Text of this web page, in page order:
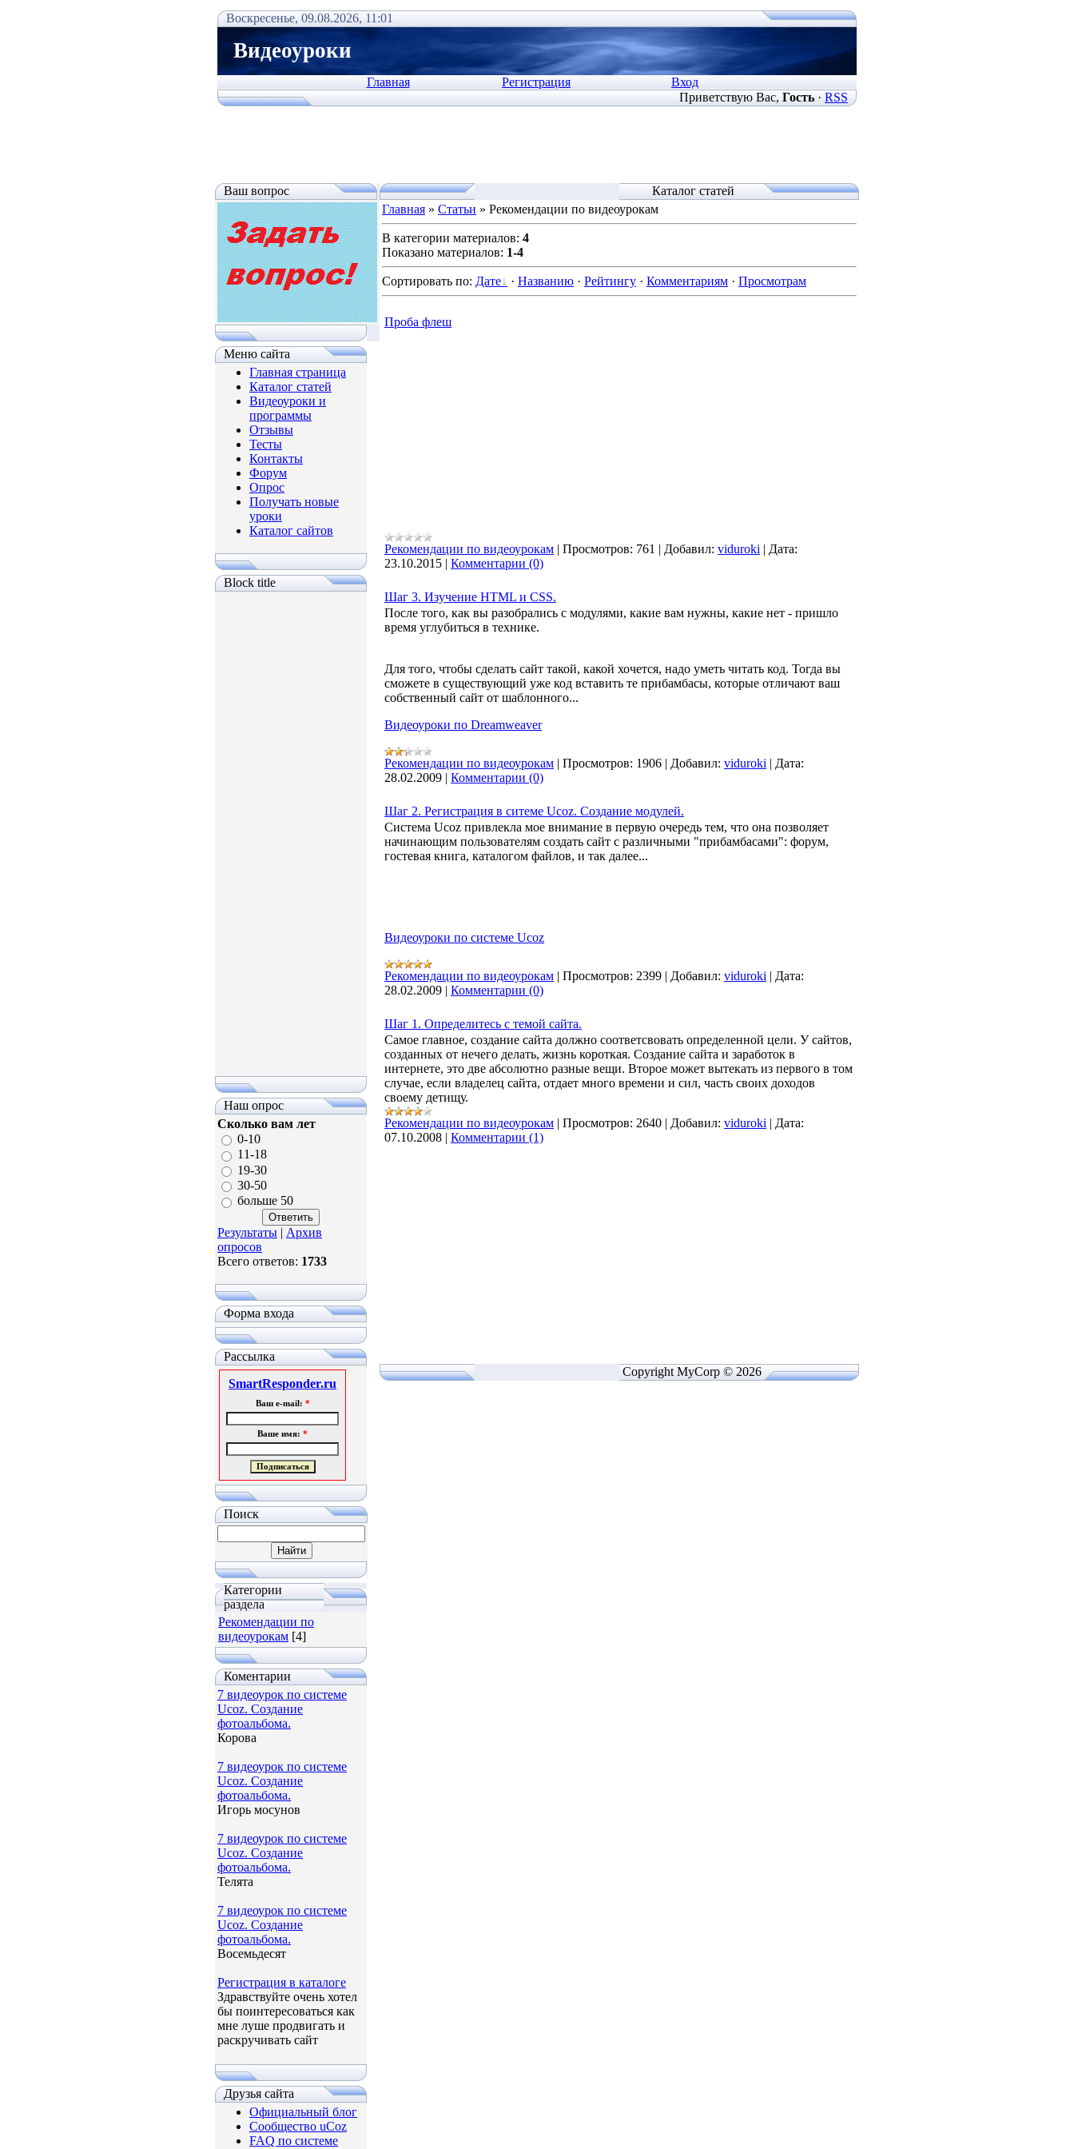
Воскресенье, 09.08.2026, 11:01
Видеоуроки
Главная Регистрация
Вход
Приветствую Вас, Гость· RSS
Ваш вопрос
Меню сайта
Главная страница
Каталог статей
Видеоуроки и
программы
Отзывы
Тесты
Контакты
Форум
Опрос
Получать новые
уроки
Каталог сайтов
Block title
Наш опрос
Сколько вам лет
0-10
11-18
19-30
30-50
больше 50
Результаты | Архив
опросов
Всего ответов: 1733
Форма входа
Рассылка
SmartResponder.ru
Ваш e-mail: *
Ваше имя: *
Поиск
Категории
раздела
Рекомендации по
видеоурокам [4]
Коментарии
7 видеоурок по системе
Ucoz. Создание
фотоальбома.
Корова
7 видеоурок по системе
Ucoz. Создание
фотоальбома.
Игорь мосунов
7 видеоурок по системе
Ucoz. Создание
фотоальбома.
Телята
7 видеоурок по системе
Ucoz. Создание
фотоальбома.
Восемьдесят
Регистрация в каталоге
Здравствуйте очень хотел
бы поинтересоваться как
мне луше продвигать и
раскручивать сайт
Друзья сайта
Официальный блог
Сообщество uCoz
FAQ по системе
Каталог статей
Главная » Статьи » Рекомендации по видеоурокам
В категории материалов: 4
Показано материалов: 1-4
Сортировать по: Дате · Названию · Рейтингу · Комментариям · Просмотрам
Проба флеш
Рекомендации по видеоурокам | Просмотров: 761 | Добавил: viduroki | Дата:
23.10.2015 | Комментарии (0)
Шаг 3. Изучение HTML и CSS.
После того, как вы разобрались с модулями, какие вам нужны, какие нет - пришло
время углубиться в технике.
Для того, чтобы сделать сайт такой, какой хочется, надо уметь читать код. Тогда вы
сможете в существующий уже код вставить те прибамбасы, которые отличают ваш
собственный сайт от шаблонного...
Видеоуроки по Dreamweaver
Рекомендации по видеоурокам | Просмотров: 1906 | Добавил: viduroki | Дата:
28.02.2009 | Комментарии (0)
Шаг 2. Регистрация в ситеме Ucoz. Создание модулей.
Система Ucoz привлекла мое внимание в первую очередь тем, что она позволяет
начинающим пользователям создать сайт с различными "прибамбасами": форум,
гостевая книга, каталогом файлов, и так далее...
Видеоуроки по системе Ucoz
Рекомендации по видеоурокам | Просмотров: 2399 | Добавил: viduroki | Дата:
28.02.2009 | Комментарии (0)
Шаг 1. Определитесь с темой сайта.
Самое главное, создание сайта должно соответсвовать определенной цели. У сайтов,
созданных от нечего делать, жизнь короткая. Создание сайта и заработок в
интернете, это две абсолютно разные вещи. Второе может вытекать из первого в том
случае, если владелец сайта, отдает много времени и сил, часть своих доходов
своему детищу.
Рекомендации по видеоурокам | Просмотров: 2640 | Добавил: viduroki | Дата:
07.10.2008 | Комментарии (1)
Copyright MyCorp © 2026